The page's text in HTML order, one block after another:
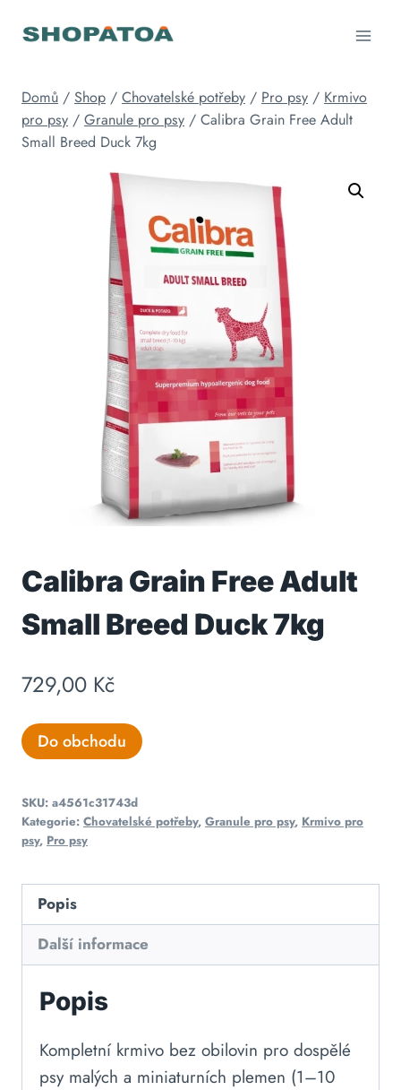
Domů / Shop / Chovatelské potřeby / Pro psy / Krmivo
pro psy / Granule pro psy / Calibra Grain Free Adult
Small Breed Duck 7kg
Calibra Grain Free Adult
Small Breed Duck 7kg
729,00 Kč
Do obchodu
SKU: a4561c31743d
Kategorie: Chovatelské potřeby, Granule pro psy, Krmivo pro
psy, Pro psy
Popis
Další informace
Popis
Kompletní krmivo bez obilovin pro dospělé
psy malých a miniaturních plemen (1–10